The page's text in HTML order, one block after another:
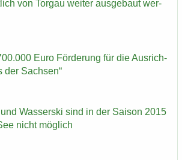
von Tor­gau wei­ter aus­ge­baut wer­
Euro För­de­rung für die Aus­rich­
der Sach­sen“
Was­ser­ski sind in der Sai­son 2015
nicht mög­lich